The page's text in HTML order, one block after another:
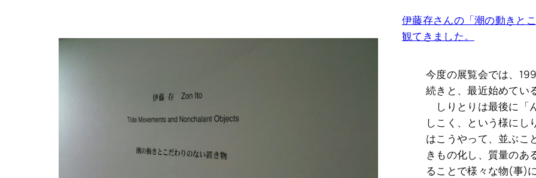
伊藤存さんの「潮の動きと
観てきました。
今度の展覧会では、
続きと、最近始めてい
しりとりは最後に「
しこく、という様にし
はこうやって、並ぶこ
きもの化し、質量のあ
ることで様々な物(事)